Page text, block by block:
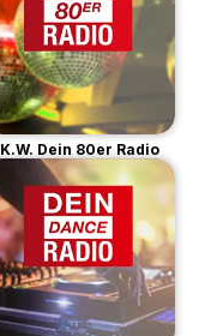
K.W. Dein 80er Radio